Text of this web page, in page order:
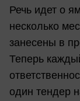
Речь идет о
несколько
занесены в
Теперь
один тендер